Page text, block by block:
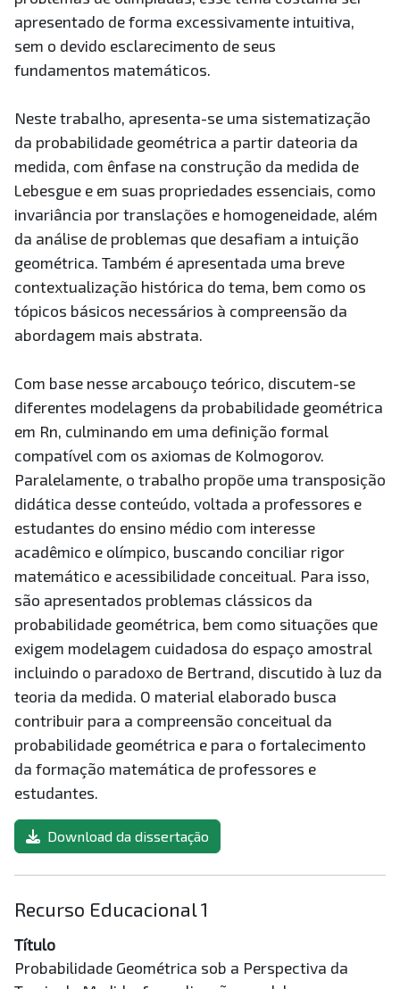
apresentado de forma excessivamente intuitiva,
sem o devido esclarecimento de seus
fundamentos matemáticos.
Neste trabalho, apresenta-se uma sistematização
da probabilidade geométrica a partir dateoria da
medida, com ênfase na construção da medida de
Lebesgue e em suas propriedades essenciais, como
invariância por translações e homogeneidade, além
da análise de problemas que desafiam a intuição
geométrica. Também é apresentada uma breve
contextualização histórica do tema, bem como os
tópicos básicos necessários à compreensão da
abordagem mais abstrata.
Com base nesse arcabouço teórico, discutem-se
diferentes modelagens da probabilidade geométrica
em Rn, culminando em uma definição formal
compatível com os axiomas de Kolmogorov.
Paralelamente, o trabalho propõe uma transposição
didática desse conteúdo, voltada a professores e
estudantes do ensino médio com interesse
acadêmico e olímpico, buscando conciliar rigor
matemático e acessibilidade conceitual. Para isso,
são apresentados problemas clássicos da
probabilidade geométrica, bem como situações que
exigem modelagem cuidadosa do espaço amostral
incluindo o paradoxo de Bertrand, discutido à luz da
teoria da medida. O material elaborado busca
contribuir para a compreensão conceitual da
probabilidade geométrica e para o fortalecimento
da formação matemática de professores e
estudantes.
Download da dissertação
Recurso Educacional 1
Título
Probabilidade Geométrica sob a Perspectiva da